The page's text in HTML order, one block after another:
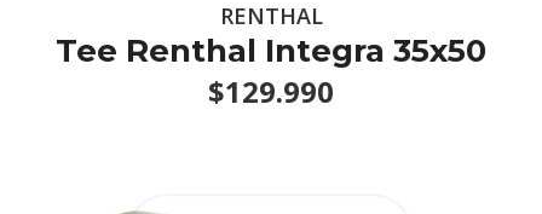
RENTHAL
Tee Renthal Integra 35x50
$129.990